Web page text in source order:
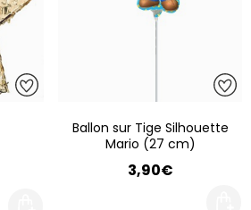
Ballon sur Tige Silhouette
Mario (27 cm)
3,90€